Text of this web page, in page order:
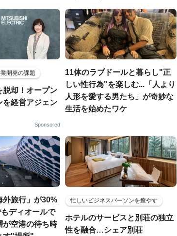
開発の課題
脱却！オープン
を経営アジェン
Sponsored
11体のラブドールと暮らし"正
しい性行為"を楽しむ...「人より
人形を愛する男たち」が奇妙な
生活を始めたワケ
外旅行」が30%
ディオールで
が空港の待ち時
忙しいビジネスパーソンを癒やす
ホテルのサービスと別荘の独立
性を融合…シェア別荘